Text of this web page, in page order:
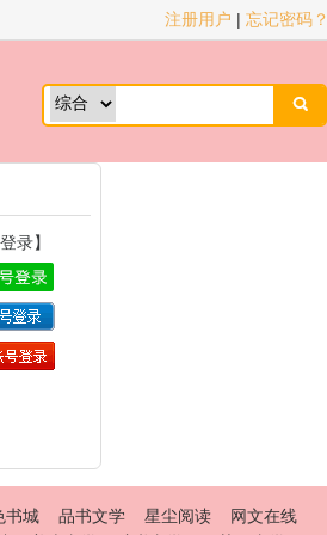
注册用户 | 忘记密码？

录】
书城 品书文学 星尘阅读
网文在线